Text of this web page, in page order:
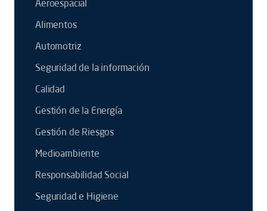
Aeroespacial
Alimentos
Automotriz
Seguridad de la información
Calidad
Gestión de la Energía
Gestión de Riesgos
Medioambiente
Responsabilidad Social
Seguridad e Higiene